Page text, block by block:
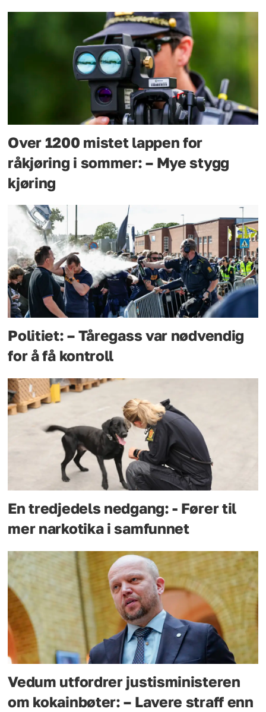
Over 1200 mistet lappen for
råkjøring i sommer: – Mye stygg
kjøring
Politiet: – Tåregass var nødvendig
for å få kontroll
En tredjedels nedgang: - Fører til
mer narkotika i samfunnet
Vedum utfordrer justisministeren
om kokainbøter: – Lavere straff enn